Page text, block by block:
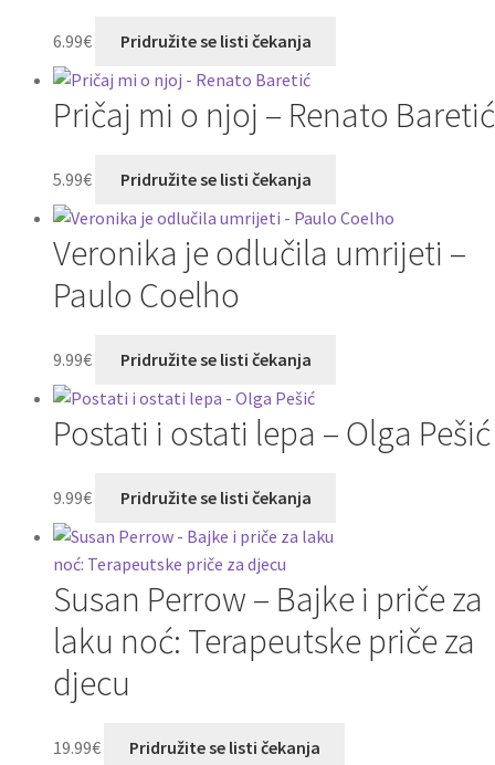
6.99€ Pridružite se listi čekanja
Pričaj mi o njoj – Renato Baretić
5.99€ Pridružite se listi čekanja
Veronika je odlučila umrijeti –
Paulo Coelho
9.99€ Pridružite se listi čekanja
Postati i ostati lepa – Olga Pešić
9.99€ Pridružite se listi čekanja
Susan Perrow – Bajke i priče za
laku noć: Terapeutske priče za
djecu
19.99€ Pridružite se listi čekanja